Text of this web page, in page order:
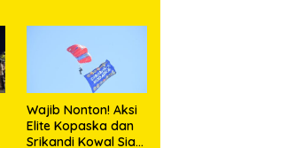
Wajib Nonton! Aksi
Elite Kopaska dan
Srikandi Kowal Siap